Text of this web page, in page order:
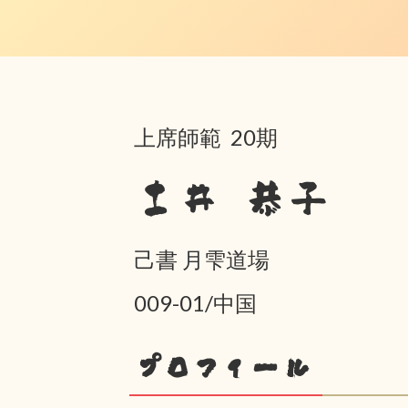
上席師範 20期
土井 恭子
己書 月雫道場
009-01/中国
プロフィール